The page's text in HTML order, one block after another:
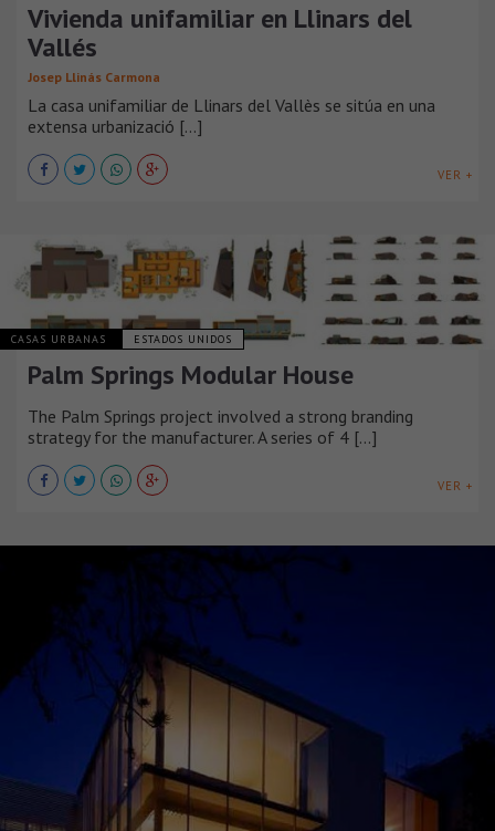
Vivienda unifamiliar en Llinars del
Vallés
Josep Llinás Carmona
La casa unifamiliar de Llinars del Vallès se sitúa en una
extensa urbanizació [...]
VER +
CASAS URBANAS ESTADOS UNIDOS
Palm Springs Modular House
The Palm Springs project involved a strong branding
strategy for the manufacturer. A series of 4 [...]
VER +